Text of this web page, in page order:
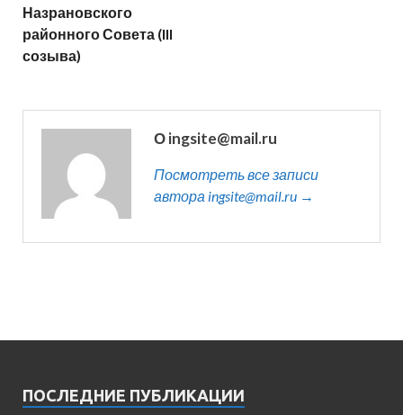
Назрановского
районного Совета (III
созыва)
О ingsite@mail.ru
Посмотреть все записи
автора ingsite@mail.ru →
ПОСЛЕДНИЕ ПУБЛИКАЦИИ